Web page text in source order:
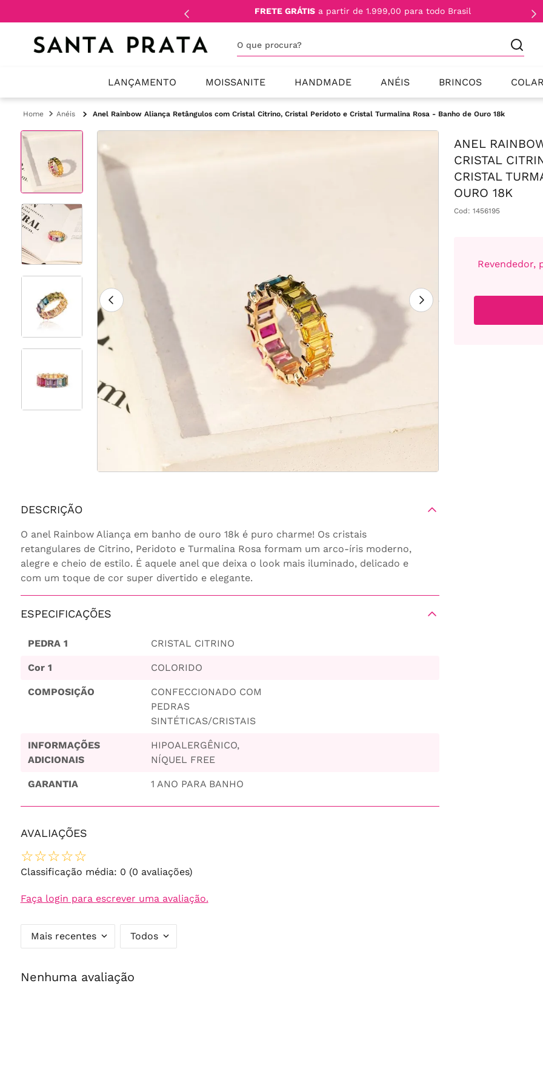
FRETE GRÁTIS a partir de 1.999,00 para todo Brasil
LANÇAMENTO MOISSANITE HANDMADE ANÉIS BRINCOS
Anéis Anel Rainbow Aliança Retângulos com Cristal Citrino, Cristal Peridoto e Cristal Turmalina Rosa - Banho de Ouro 18k
DESCRIÇÃO
O anel Rainbow Aliança em banho de ouro 18k é puro charme! Os cristais
retangulares de Citrino, Peridoto e Turmalina Rosa formam um arco-íris moderno,
alegre e cheio de estilo. É aquele anel que deixa o look mais iluminado, delicado e
com um toque de cor super divertido e elegante.
ESPECIFICAÇÕES
PEDRA 1 CRISTAL CITRINO
Cor 1 COLORIDO
COMPOSIÇÃO
CONFECCIONADO COM
PEDRAS
SINTÉTICAS/CRISTAIS
INFORMAÇÕES
ADICIONAIS
HIPOALERGÊNICO,
NÍQUEL FREE
GARANTIA 1 ANO PARA BANHO
AVALIAÇÕES
☆☆☆☆☆
Classificação média: 0 (0 avaliações)
Faça login para escrever uma avaliação.
Mais recentes Todos
Nenhuma avaliação
ANEL
CRISTAL
CRISTAL
OURO 18K
Cod: 1456195
Revendedor,